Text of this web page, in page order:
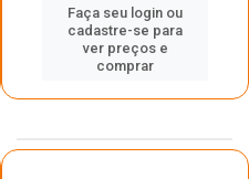
Faça seu login ou
cadastre-se para
ver preços e
comprar